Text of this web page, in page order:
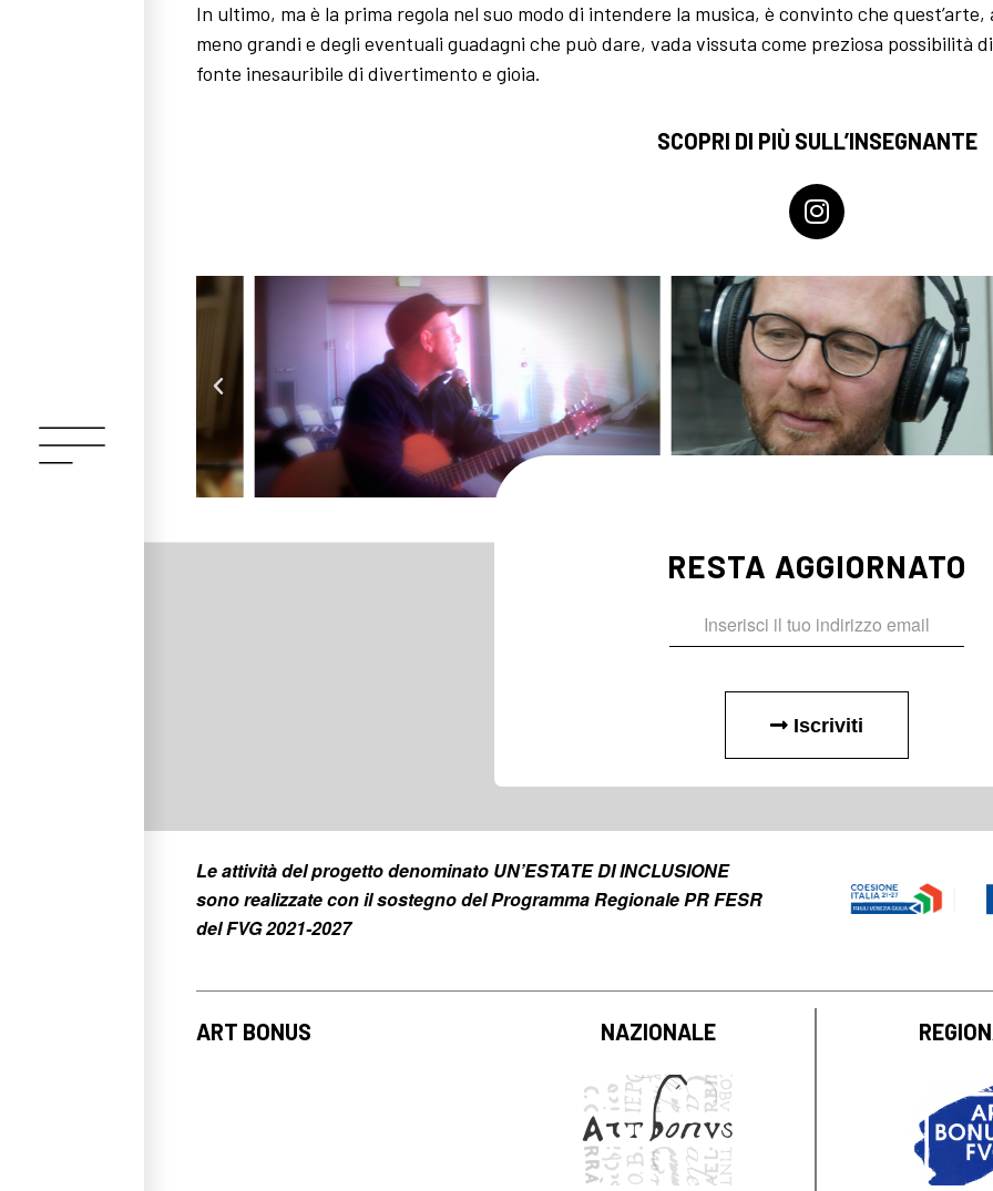
In ultimo, ma è la prima regola nel suo modo di intendere la musica, è convinto che
meno grandi e degli eventuali guadagni che può dare, vada vissuta come preziosa possibilità
fonte inesauribile di divertimento e gioia.
SCOPRI DI PIÙ SULL’INSEGNANTE
RESTA AGGIORNATO
Iscriviti
Le attività del progetto denominato UN’ESTATE DI INCLUSIONE
sono realizzate con il sostegno del Programma Regionale PR FESR
del FVG 2021-2027
ART BONUS NAZIONALE